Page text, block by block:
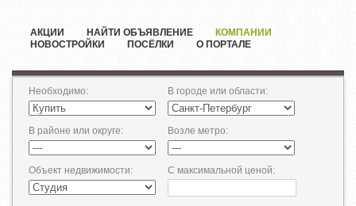
АКЦИИ НАЙТИ ОБЪЯВЛЕНИЕ
КОМПАНИИ
НОВОСТРОЙКИ
ПОСЁЛКИ О ПОРТАЛЕ
Необходимо: В городе или области:
В районе или округе: Возле метро:
Объект недвижимости: С максимальной ценой: